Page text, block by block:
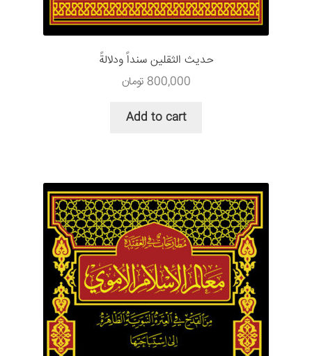
حديث الثقلين سنداً ودلالةً
800,000 تومان
Add to cart